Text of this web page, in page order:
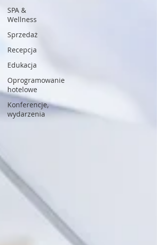
SPA &
Wellness
Sprzedaż
Recepcja
Edukacja
Oprogramowanie
hotelowe
Konferencje,
wydarzenia